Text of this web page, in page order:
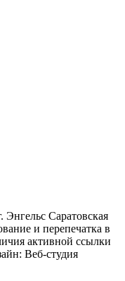
Саратовская
и перепечатка в
активной ссылки
Веб-студия